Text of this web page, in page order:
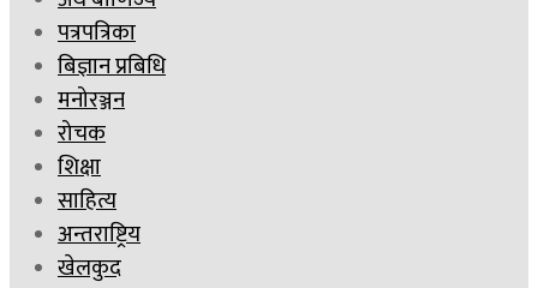
पत्रपत्रिका
बिज्ञान प्रबिधि
मनोरञ्जन
रोचक
शिक्षा
साहित्य
अन्तराष्ट्रिय
खेलकुद